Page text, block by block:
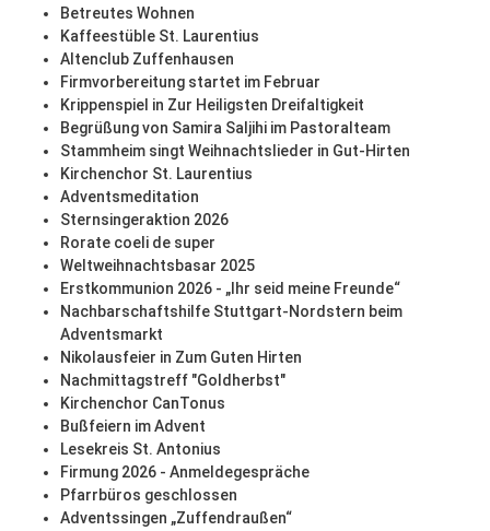
Betreutes Wohnen
Kaffeestüble St. Laurentius
Altenclub Zuffenhausen
Firmvorbereitung startet im Februar
Krippenspiel in Zur Heiligsten Dreifaltigkeit
Begrüßung von Samira Saljihi im Pastoralteam
Stammheim singt Weihnachtslieder in Gut-Hirten
Kirchenchor St. Laurentius
Adventsmeditation
Sternsingeraktion 2026
Rorate coeli de super
Weltweihnachtsbasar 2025
Erstkommunion 2026 - „Ihr seid meine Freunde“
Nachbarschaftshilfe Stuttgart-Nordstern beim
Adventsmarkt
Nikolausfeier in Zum Guten Hirten
Nachmittagstreff "Goldherbst"
Kirchenchor CanTonus
Bußfeiern im Advent
Lesekreis St. Antonius
Firmung 2026 - Anmeldegespräche
Pfarrbüros geschlossen
Adventssingen „Zuffendraußen“